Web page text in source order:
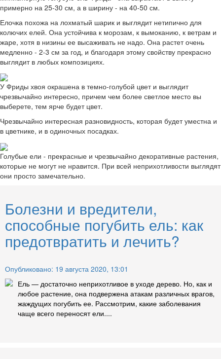
примерно на 25-30 см, а в ширину - на 40-50 см.
Елочка похожа на лохматый шарик и выглядит нетипично для
колючих елей. Она устойчива к морозам, к вымоканию, к ветрам и
жаре, хотя в низины ее высаживать не надо. Она растет очень
медленно - 2-3 см за год, и благодаря этому свойству прекрасно
выглядит в любых композициях.
У Фриды хвоя окрашена в темно-голубой цвет и выглядит
чрезвычайно интересно, причем чем более светлое место вы
выберете, тем ярче будет цвет.
Чрезвычайно интересная разновидность, которая будет уместна и
в цветнике, и в одиночных посадках.
Голубые ели - прекрасные и чрезвычайно декоративные растения,
которые не могут не нравится. При всей неприхотливости выглядят
они просто замечательно.
Болезни и вредители,
способные погубить ель: как
предотвратить и лечить?
Опубликовано: 19 августа 2020, 13:01
Ель — достаточно неприхотливое в уходе дерево. Но, как и
любое растение, она подвержена атакам различных врагов,
жаждущих погубить ее. Рассмотрим, какие заболевания
чаще всего переносят ели....